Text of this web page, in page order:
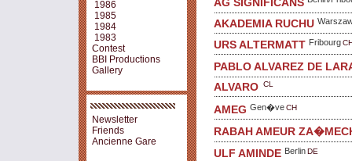
AKADEMIA RUCHU
URS ALTERMATT Fribourg
PABLO ALVAREZ DE
ALVARO CL
AMEG Gen�veCH
RABAH AMEUR
ULF AMINDE BerlinDE
1986
1985
1984
1983
Contest
BBI Productions
Gallery
Newsletter
Friends
Ancienne Gare